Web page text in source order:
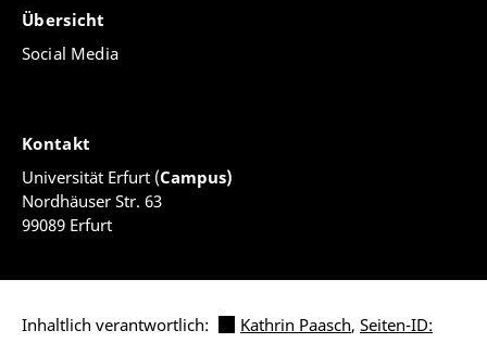
Übersicht
Social Media
Kontakt
Universität Erfurt (Campus)
Nordhäuser Str. 63
99089 Erfurt
Inhaltlich verantwortlich: Kathrin Paasch, Seiten-ID: